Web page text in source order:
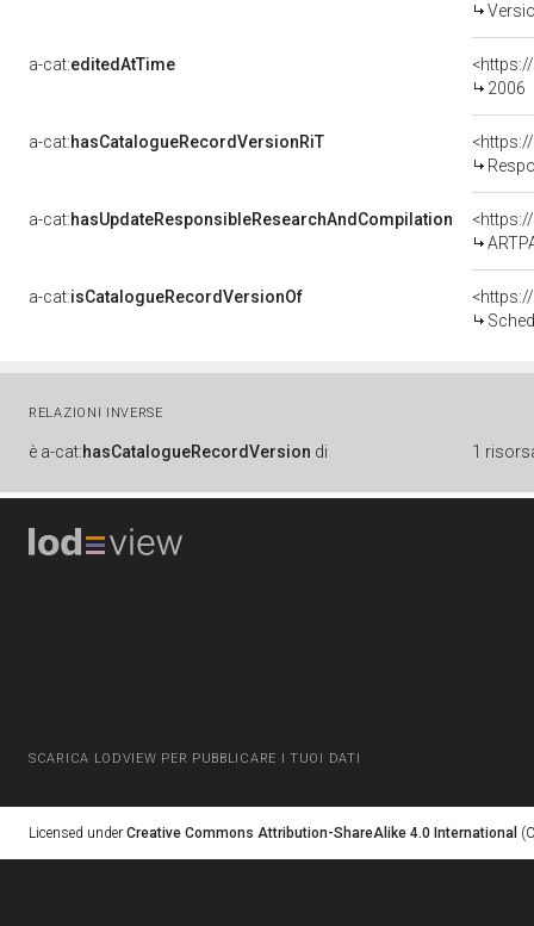
a-cat:editedAtTime
2006
a-cat:hasCatalogueRecordVersionRiT
a-cat:hasUpdateResponsibleResearchAndCompilation
a-cat:isCatalogueRecordVersionOf
RELAZIONI INVERSE
è a-cat:hasCatalogueRecordVersion di 1
SCARICA LODVIEW PER PUBBLICARE I TUOI DATI
Licensed under Creative Commons Attribution-ShareAlike 4.0 International